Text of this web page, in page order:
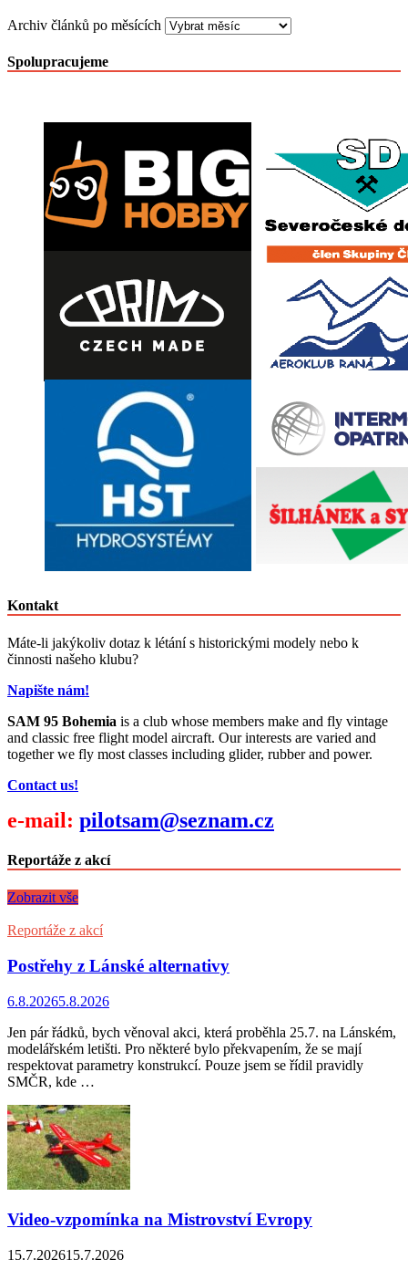
Archiv článků po měsících
Spolupracujeme
Kontakt
Máte-li jakýkoliv dotaz k létání s historickými modely nebo k
činnosti našeho klubu?
Napište nám!
SAM 95 Bohemia is a club whose members make and fly vintage
and classic free flight model aircraft. Our interests are varied and
together we fly most classes including glider, rubber and power.
Contact us!
e-mail: pilotsam@seznam.cz
Reportáže z akcí
Zobrazit vše
Reportáže z akcí
Postřehy z Lánské alternativy
6.8.20265.8.2026
Jen pár řádků, bych věnoval akci, která proběhla 25.7. na Lánském,
modelářském letišti. Pro některé bylo překvapením, že se mají
respektovat parametry konstrukcí. Pouze jsem se řídil pravidly
SMČR, kde …
Video-vzpomínka na Mistrovství Evropy
15.7.202615.7.2026